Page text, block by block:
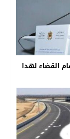
القضاء لهدا